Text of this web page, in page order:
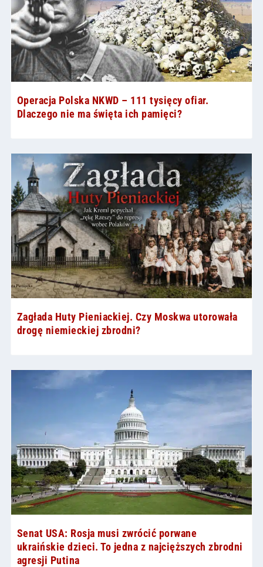
Operacja Polska NKWD – 111 tysięcy ofiar.
Dlaczego nie ma święta ich pamięci?
Zagłada Huty Pieniackiej. Czy Moskwa utorowała
drogę niemieckiej zbrodni?
Senat USA: Rosja musi zwrócić porwane
ukraińskie dzieci. To jedna z najcięższych zbrodni
agresji Putina